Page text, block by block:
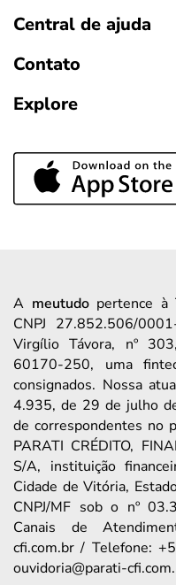
Central de ajuda
Contato
Explore
A meutudopertence à
CNPJ 27.852.506/
Virgílio Távora, nº
60170-250, uma
consignados. Nossa
4.935, de 29 de julho
de correspondentes no
PARATI CRÉDITO,
S/A, instituição
Cidade de Vitória,
CNPJ/MF sob o nº
Canais de
cfi.com.br / Telefone:
ouvidoria@parati-